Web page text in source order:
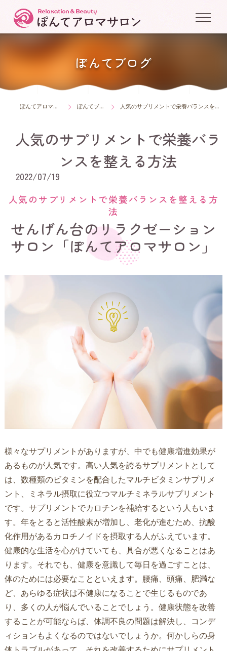
ぽんてブログ
ぽんてアロマサロン ぽんてブログ 人気のサプリメントで栄養バランスを整える方法
人気のサプリメントで栄養バラ
ンスを整える方法
2022/07/19
せんげん台のリラクゼーション
サロン「ぽんてアロマサロン」
人気のサプリメントで栄養バランスを整える方
法
様々なサプリメントがありますが、中でも健康増進効果が
あるものが人気です。高い人気を誇るサプリメントとして
は、数種類のビタミンを配合したマルチビタミンサプリメ
ント、ミネラル摂取に役立つマルチミネラルサプリメント
です。サプリメントでカロチンを補給するという人もいま
す。年をとると活性酸素が増加し、老化が進むため、抗酸
化作用があるカロチノイドを摂取する人がふえています。
健康的な生活を心がけていても、具合が悪くなることはあ
ります。それでも、健康を意識して毎日を過ごすことは、
体のためには必要なことといえます。腰痛、頭痛、肥満な
ど、あらゆる症状は不健康になることで生じるものであ
り、多くの人が悩んでいることでしょう。健康状態を改善
することが可能ならば、体調不良の問題は解決し、コンデ
ィションもよくなるのではないでしょうか。何かしらの身